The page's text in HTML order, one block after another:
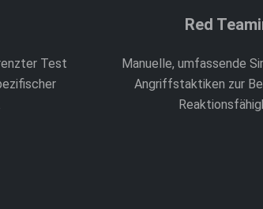
Test
Red
Manuelle, umfassende
Angriffstaktiken zur